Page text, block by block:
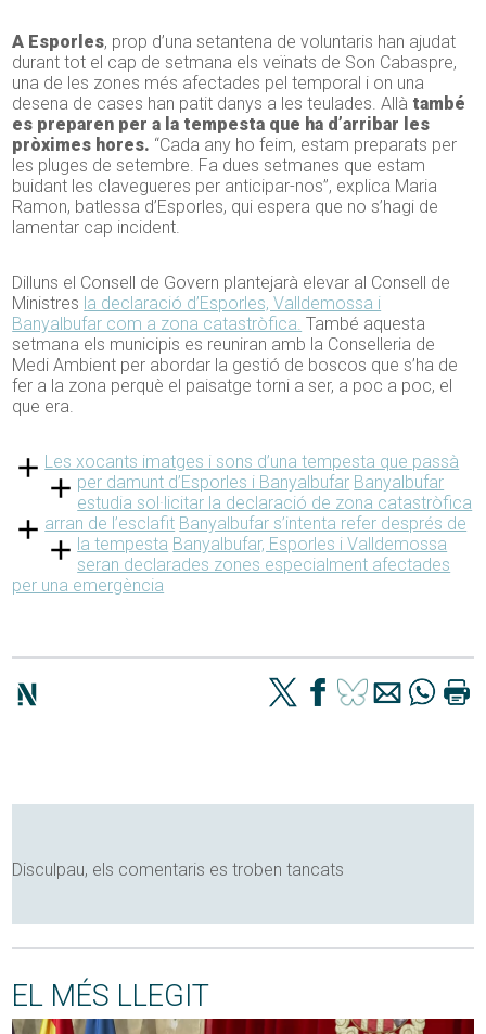
A Esporles, prop d’una setantena de voluntaris han ajudat
durant tot el cap de setmana els veïnats de Son Cabaspre,
una de les zones més afectades pel temporal i on una
desena de cases han patit danys a les teulades. Allà també
es preparen per a la tempesta que ha d’arribar les
pròximes hores. “Cada any ho feim, estam preparats per
les pluges de setembre. Fa dues setmanes que estam
buidant les clavegueres per anticipar-nos”, explica Maria
Ramon, batlessa d’Esporles, qui espera que no s’hagi de
lamentar cap incident.
Dilluns el Consell de Govern plantejarà elevar al Consell de
Ministres la declaració d’Esporles, Valldemossa i
Banyalbufar com a zona catastròfica. També aquesta
setmana els municipis es reuniran amb la Conselleria de
Medi Ambient per abordar la gestió de boscos que s’ha de
fer a la zona perquè el paisatge torni a ser, a poc a poc, el
que era.
Les xocants imatges i sons d’una tempesta que passà
per damunt d’Esporles i Banyalbufar Banyalbufar
estudia sol·licitar la declaració de zona catastròfica
arran de l’esclafit Banyalbufar s’intenta refer després de
la tempesta Banyalbufar, Esporles i Valldemossa
seran declarades zones especialment afectades
per una emergència
Disculpau, els comentaris es troben tancats
EL MÉS LLEGIT